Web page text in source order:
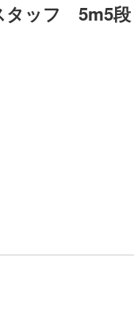
タッフ 5m5